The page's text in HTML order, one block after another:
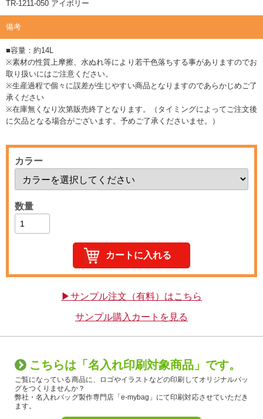
TR-1211-050 アイボリー
備考
■容量：約14L
※素材の性質上摩擦、水ぬれ等により若干色落ちする事がありますのでお
取り扱いにはご注意ください。
※生産過程で個々に誤差が生じやすい商品となりますのであらかじめご了
承ください
※在庫無くなり次第販売終了となります。（タイミングによってご注文後
に欠品となる場合がございます。予めご了承くださいませ。）
カラー
数量
▶サンプル注文（有料）はこちら
サンプル購入カートを見る
こちらは「名入れ印刷対象商品」です。
ご覧になっている商品に、ロゴやイラストなどの印刷してオリジナルバッ
グをつくりませんか？
弊社・名入れバッグ製作専門店「e-mybag」にて印刷対応させていただき
ます。